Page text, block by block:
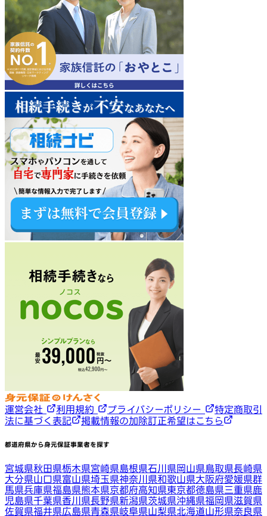
運営会社 利用規約 プライバシーポリシー
特定商取引
法に基づく表記
掲載情報の加除訂正希望はこちら
都道府県から身元保証事業者を探す
宮城県秋田県栃木県宮崎県島根県石川県岡山県鳥取県長崎県
大分県山口県富山県埼玉県神奈川県和歌山県大阪府愛媛県群
馬県兵庫県福島県熊本県京都府高知県東京都徳島県三重県鹿
児島県千葉県香川県長野県新潟県茨城県沖縄県福岡県滋賀県
佐賀県福井県広島県青森県岐阜県山梨県北海道山形県奈良県